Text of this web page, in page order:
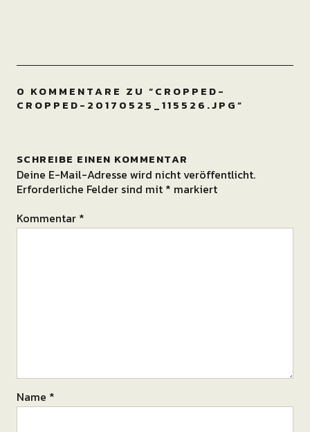
0 KOMMENTARE ZU “CROPPED-
CROPPED-20170525_115526.JPG”
SCHREIBE EINEN KOMMENTAR
Deine E-Mail-Adresse wird nicht veröffentlicht.
Erforderliche Felder sind mit * markiert
Kommentar *
Name *